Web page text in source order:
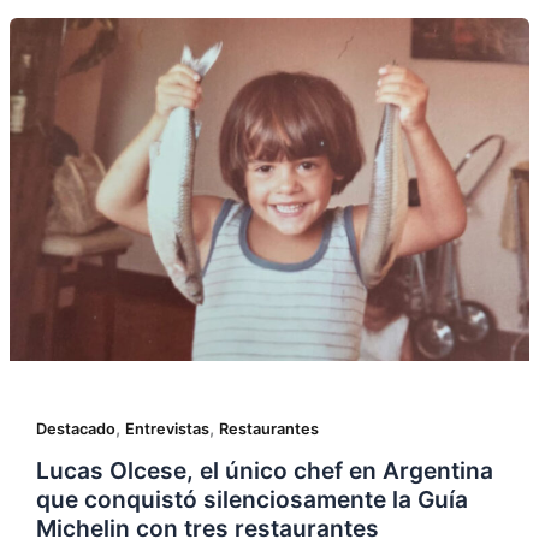
Destacado, Entrevistas, Restaurantes
Lucas Olcese, el único chef en Argentina
que conquistó silenciosamente la Guía
Michelin con tres restaurantes